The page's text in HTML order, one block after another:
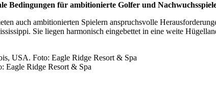
Bedingungen für ambitionierte Golfer und
auch ambitionierten Spielern anspruchsvolle
Sie liegen harmonisch eingebettet in eine weite
Eagle Ridge Resort & Spa